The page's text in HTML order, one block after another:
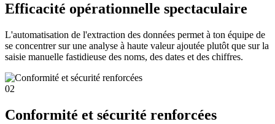
Efficacité opérationnelle spectaculaire
L'automatisation de l'extraction des données permet à ton équipe de
se concentrer sur une analyse à haute valeur ajoutée plutôt que sur la
saisie manuelle fastidieuse des noms, des dates et des chiffres.
02
Conformité et sécurité renforcées